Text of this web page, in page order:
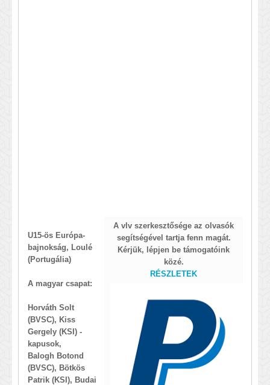
A vlv szerkesztősége az olvasók
segítségével tartja fenn magát.
Kérjük, lépjen be támogatóink
közé.
RÉSZLETEK
U15-ös Európa-
bajnokság, Loulé
(Portugália)
A magyar csapat:
Horváth Solt
(BVSC), Kiss
Gergely (KSI) -
kapusok,
Balogh Botond
(BVSC), Bötkös
Patrik (KSI), Budai